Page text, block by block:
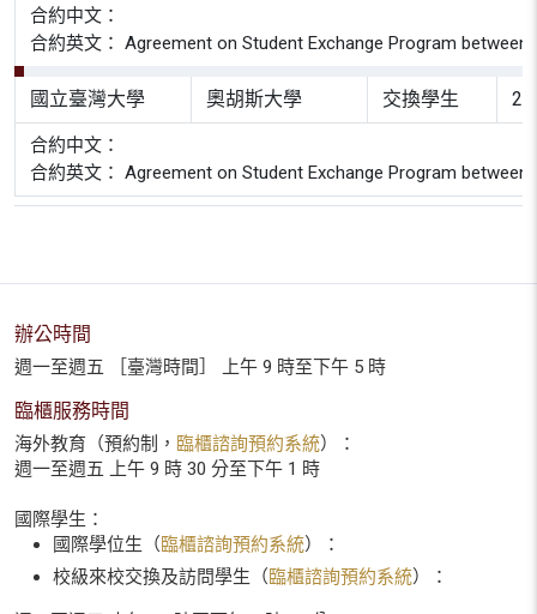
合約中文：
合約英文： Agreement on Student Exchange Program
國立臺灣大學 奧胡斯大學 交換學生
合約中文：
合約英文： Agreement on Student Exchange Program
辦公時間
週一至週五 ［臺灣時間］ 上午 9 時至下午 5 時
臨櫃服務時間
海外教育（預約制， 臨櫃諮詢預約系統）：
週一至週五 上午 9 時 30 分至下午 1 時
國際學生：
國際學位生（臨櫃諮詢預約系統）：
校級來校交換及訪問學生（臨櫃諮詢預約系統）：